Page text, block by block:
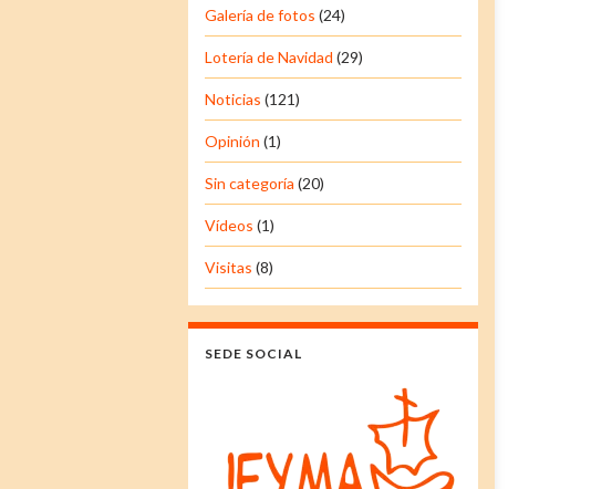
Galería de fotos (24)
Lotería de Navidad (29)
Noticias (121)
Opinión (1)
Sin categoría (20)
Vídeos (1)
Visitas (8)
SEDE SOCIAL